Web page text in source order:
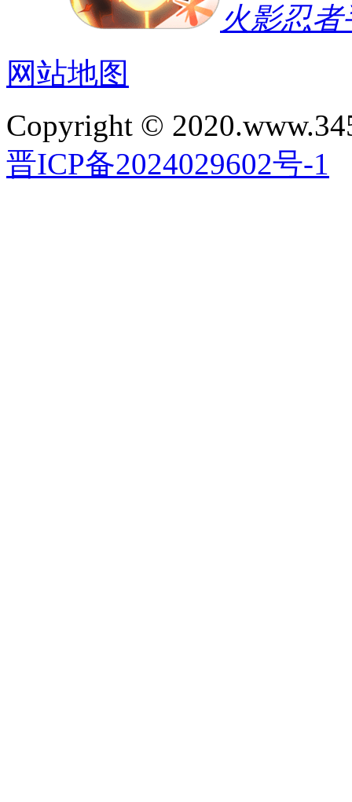
火影忍
网站地图
Copyright ©
晋ICP备2024029602号-1